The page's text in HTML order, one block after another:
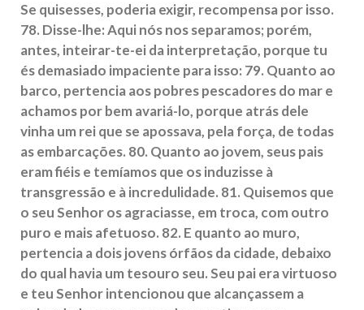
Se quisesses, poderia exigir, recompensa por isso.
78. Disse-lhe: Aqui nós nos separamos; porém,
antes, inteirar-te-ei da interpretação, porque tu
és demasiado impaciente para isso: 79. Quanto ao
barco, pertencia aos pobres pescadores do mar e
achamos por bem avariá-lo, porque atrás dele
vinha um rei que se apossava, pela força, de todas
as embarcações. 80. Quanto ao jovem, seus pais
eram fiéis e temíamos que os induzisse à
transgressão e à incredulidade. 81. Quisemos que
o seu Senhor os agraciasse, em troca, com outro
puro e mais afetuoso. 82. E quanto ao muro,
pertencia a dois jovens órfãos da cidade, debaixo
do qual havia um tesouro seu. Seu pai era virtuoso
e teu Senhor intencionou que alcançassem a